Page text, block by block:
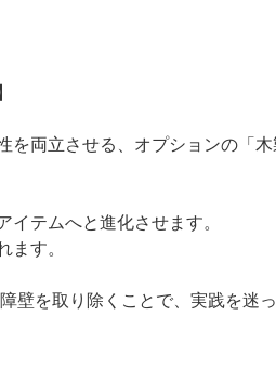
を両立させる、オプションの「
イテムへと進化させます。
ます。
壁を取り除くことで、実践を迷